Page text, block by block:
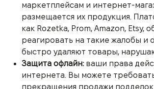
маркетплейсам и интернет-
размещается их продукция.
как Rozetka, Prom, Amazon, Etsy,
реагировать на такие жалобы и
быстро удаляют товары,
Защита офлайн:ваши права
интернета. Вы можете
прекращения продажи подделок